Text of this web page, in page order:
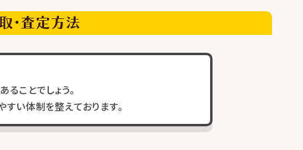
ことでしょう。
い体制を整えております。